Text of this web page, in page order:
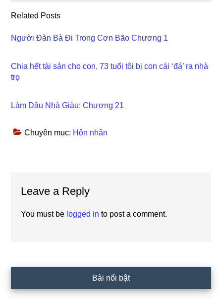
Related Posts
Người Đàn Bà Đi Trong Cơn Bão Chương 1
Chia hết tài sản cho con, 73 tuổi tôi bị con cái ‘đá’ ra nhà
trọ
Làm Dâu Nhà Giàu: Chương 21
Chuyên mục: Hôn nhân
Interactions
Leave a Reply
You must be logged in to post a comment.
Sidebar
Bài nổi bật